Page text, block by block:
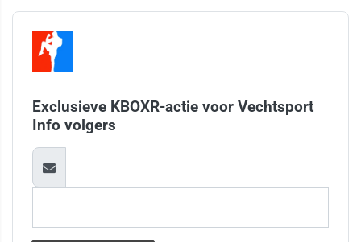
Exclusieve KBOXR-actie voor Vechtsport
Info volgers